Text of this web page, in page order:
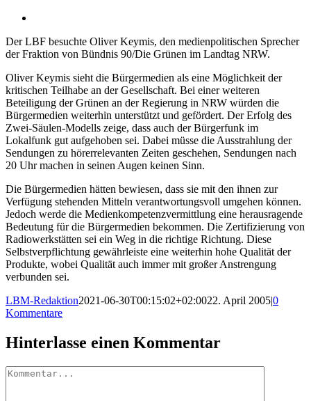
Der LBF besuchte Oliver Keymis, den medienpolitischen Sprecher
der Fraktion von Bündnis 90/Die Grünen im Landtag NRW.
Oliver Keymis sieht die Bürgermedien als eine Möglichkeit der
kritischen Teilhabe an der Gesellschaft. Bei einer weiteren
Beteiligung der Grünen an der Regierung in NRW würden die
Bürgermedien weiterhin unterstützt und gefördert. Der Erfolg des
Zwei-Säulen-Modells zeige, dass auch der Bürgerfunk im
Lokalfunk gut aufgehoben sei. Dabei müsse die Ausstrahlung der
Sendungen zu hörerrelevanten Zeiten geschehen, Sendungen nach
20 Uhr machen in seinen Augen keinen Sinn.
Die Bürgermedien hätten bewiesen, dass sie mit den ihnen zur
Verfügung stehenden Mitteln verantwortungsvoll umgehen können.
Jedoch werde die Medienkompetenzvermittlung eine herausragende
Bedeutung für die Bürgermedien bekommen. Die Zertifizierung von
Radiowerkstätten sei ein Weg in die richtige Richtung. Diese
Selbstverpflichtung gewährleiste eine weiterhin hohe Qualität der
Produkte, wobei Qualität auch immer mit großer Anstrengung
verbunden sei.
LBM-Redaktion2021-06-30T00:15:02+02:0022. April 2005|0
Kommentare
Hinterlasse einen Kommentar
Kommentar